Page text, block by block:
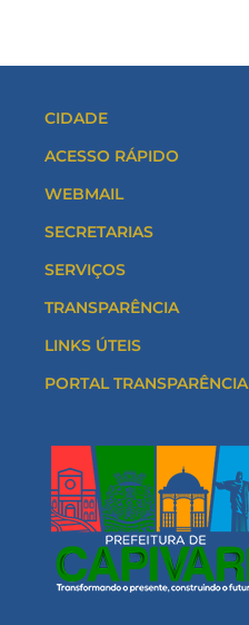
CIDADE
ACESSO RÁPIDO
WEBMAIL
SECRETARIAS
SERVIÇOS
TRANSPARÊNCIA
LINKS ÚTEIS
PORTAL TRANSPARÊNCIA